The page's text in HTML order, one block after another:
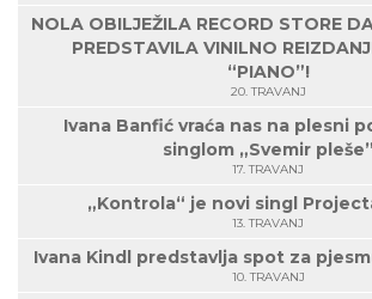
NOLA OBILJEŽILA RECORD STORE
PREDSTAVILA VINILNO
“PIANO”!
20. TRAVANJ
Ivana Banfić vraća nas na plesni
singlom „Svemir pleše”
17. TRAVANJ
„Kontrola“ je novi singl
13. TRAVANJ
Ivana Kindl predstavlja spot za
10. TRAVANJ